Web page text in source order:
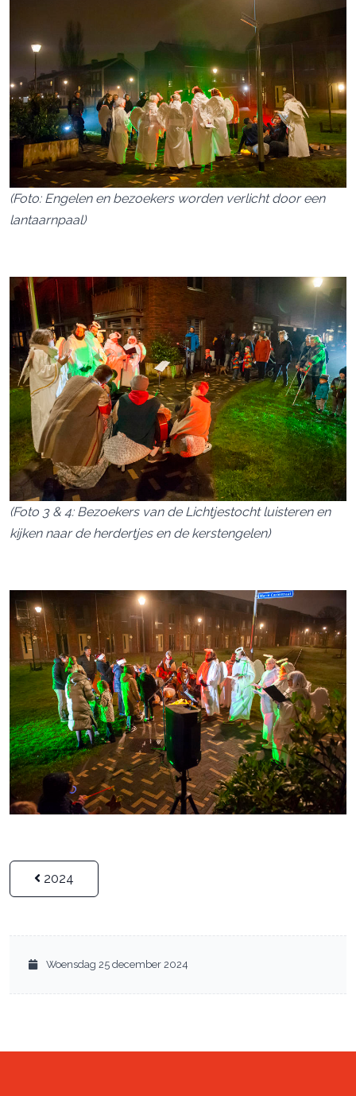
(Foto: Engelen en bezoekers worden verlicht door een
lantaarnpaal)
(Foto 3 & 4: Bezoekers van de Lichtjestocht luisteren en
kijken naar de herdertjes en de kerstengelen)
2024
Woensdag 25 december 2024